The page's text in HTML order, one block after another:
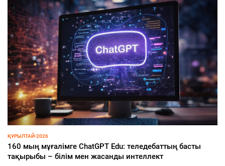
ҚҰРЫЛТАЙ-2026
160 мың мұғалімге ChatGPT Edu: теледебаттың басты
тақырыбы – білім мен жасанды интеллект